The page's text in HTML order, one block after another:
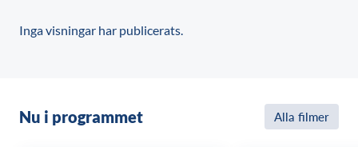
Inga visningar har publicerats.
Nu i programmet Alla filmer